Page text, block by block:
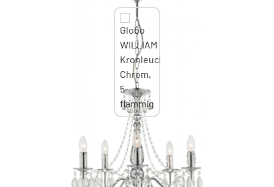
Globo WILLIAM Kronleuchter Chrom, 5-